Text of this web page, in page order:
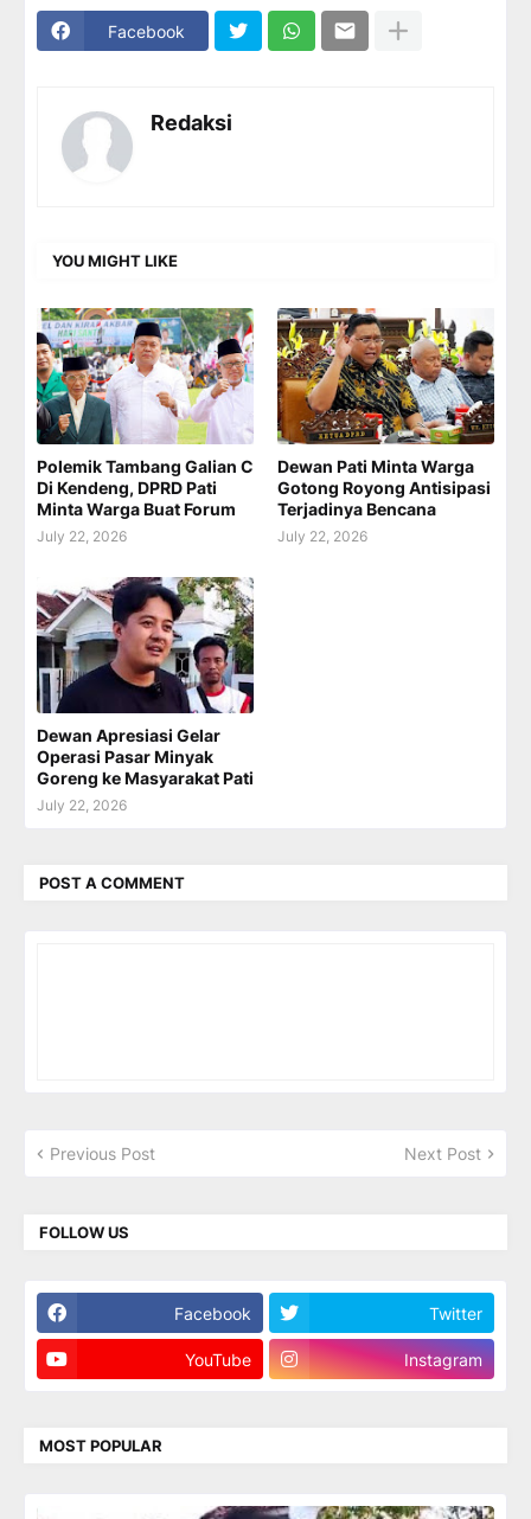
Facebook
Redaksi
YOU MIGHT LIKE
Polemik Tambang Galian C
Di Kendeng, DPRD Pati
Minta Warga Buat Forum
July 22, 2026
Dewan Pati Minta Warga
Gotong Royong Antisipasi
Terjadinya Bencana
July 22, 2026
Dewan Apresiasi Gelar
Operasi Pasar Minyak
Goreng ke Masyarakat Pati
July 22, 2026
POST A COMMENT
Previous Post Next Post
FOLLOW US
Facebook Twitter
YouTube Instagram
MOST POPULAR